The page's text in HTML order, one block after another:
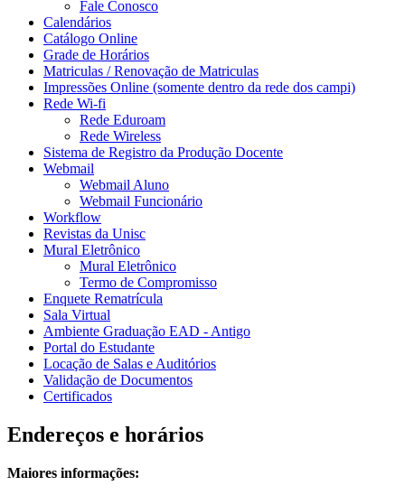
Fale Conosco
Calendários
Catálogo Online
Grade de Horários
Matriculas / Renovação de Matriculas
Impressões Online (somente dentro da rede dos campi)
Rede Wi-fi
Rede Eduroam
Rede Wireless
Sistema de Registro da Produção Docente
Webmail
Webmail Aluno
Webmail Funcionário
Workflow
Revistas da Unisc
Mural Eletrônico
Mural Eletrônico
Termo de Compromisso
Enquete Rematrícula
Sala Virtual
Ambiente Graduação EAD - Antigo
Portal do Estudante
Locação de Salas e Auditórios
Validação de Documentos
Certificados
Endereços e horários
Maiores informações: